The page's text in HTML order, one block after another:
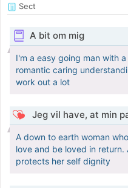
Sect
A bit om mig
I'm a easy going man with
romantic caring
work out a lot
Jeg vil have, at min
A down to earth woman
love and be loved in return.
protects her self dignity